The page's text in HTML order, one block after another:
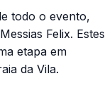
todo o evento,
Felix. Estes
etapa em
da Vila.